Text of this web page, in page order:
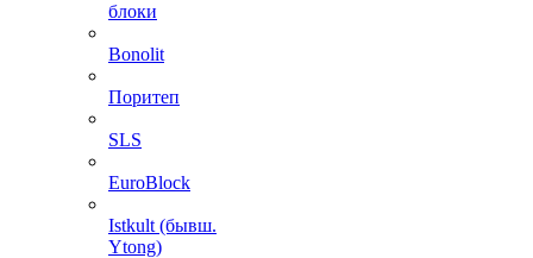
блоки
Bonolit
Поритеп
SLS
EuroBlock
Istkult (бывш.
Ytong)